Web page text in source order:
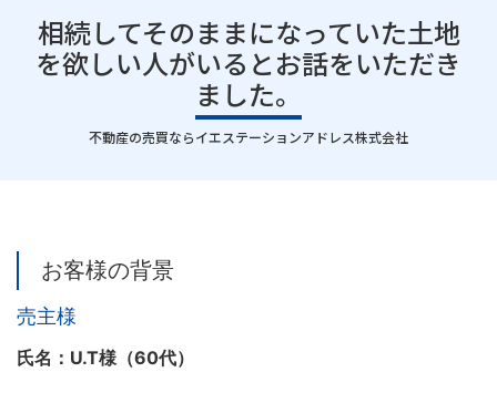
相続してそのままになっていた土地
を欲しい人がいるとお話をいただき
ました。
｜
不動産の売買ならイエステーションアドレス株式会社
お客様の背景
売主様
氏名：U.T様（60代）